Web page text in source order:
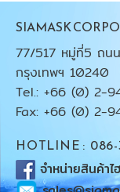
SIAMASK
77/517 หมู่ที่5 ถน
กรุงเทพฯ 10240
Tel.: +66 (0) 2-
Fax: +66 (0) 2-
HOTLINE :
จำหน่ายสินค้า